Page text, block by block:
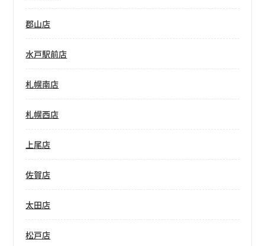
郡山店
水戸駅前店
札幌南店
札幌西店
上尾店
佐賀店
太田店
松戸店